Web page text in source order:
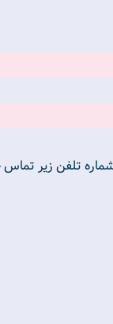
تلفن زير تماس